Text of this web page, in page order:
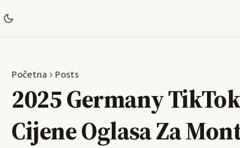
Početna Posts
2025 Germany
Cijene Oglasa Za